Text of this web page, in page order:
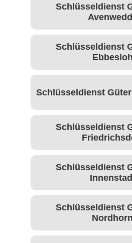
Schlüsseldienst
Schlüsseldienst
Ebbesloh
Schlüsseldienst
Schlüsseldienst
Schlüsseldienst
Schlüsseldienst
Nordhorn